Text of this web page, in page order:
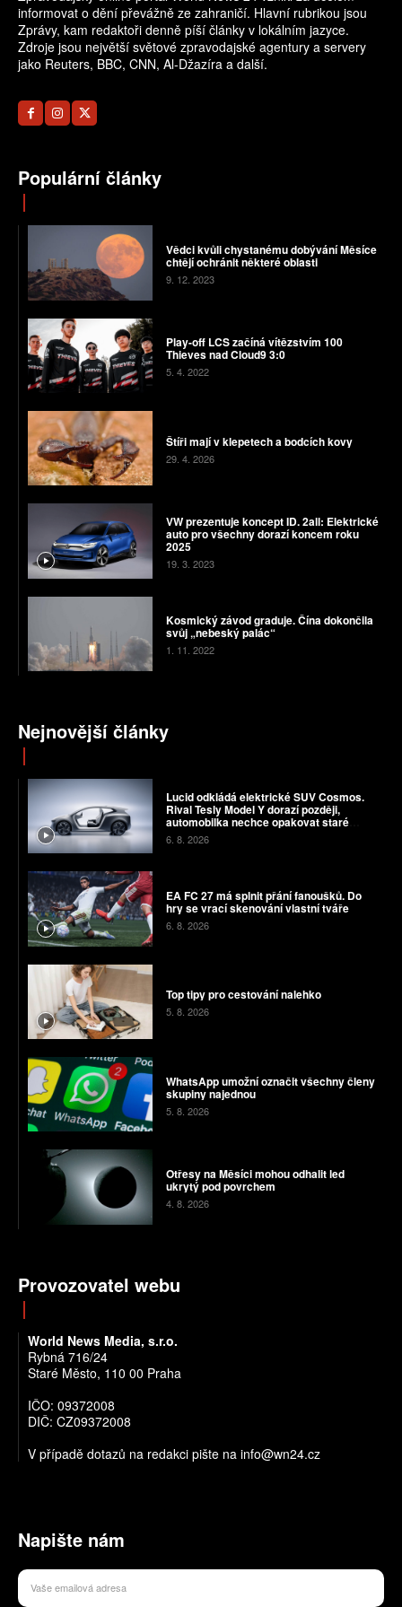
informovat o dění převážně ze zahraničí. Hlavní rubrikou jsou
Zprávy, kam redaktoři denně píší články v lokálním jazyce.
Zdroje jsou největší světové zpravodajské agentury a servery
jako Reuters, BBC, CNN, Al-Džazíra a další.
Populární články
Vědci kvůli chystanému dobývání Měsíce
chtějí ochránit některé oblasti
9. 12. 2023
Play-off LCS začíná vítězstvím 100
Thieves nad Cloud9 3:0
5. 4. 2022
Štíři mají v klepetech a bodcích kovy
29. 4. 2026
VW prezentuje koncept ID. 2all: Elektrické
auto pro všechny dorazí koncem roku
2025
19. 3. 2023
Kosmický závod graduje. Čína dokončila
svůj „nebeský palác“
1. 11. 2022
Nejnovější články
Lucid odkládá elektrické SUV Cosmos.
Rival Tesly Model Y dorazí později,
automobilka nechce opakovat staré
chyby
6. 8. 2026
EA FC 27 má splnit přání fanoušků. Do
hry se vrací skenování vlastní tváře
6. 8. 2026
Top tipy pro cestování nalehko
5. 8. 2026
WhatsApp umožní označit všechny členy
skupiny najednou
5. 8. 2026
Otřesy na Měsíci mohou odhalit led
ukrytý pod povrchem
4. 8. 2026
Provozovatel webu
World News Media, s.r.o.
Rybná 716/24
Staré Město, 110 00 Praha
IČO: 09372008
DIČ: CZ09372008
V případě dotazů na redakci pište na info@wn24.cz
Napište nám